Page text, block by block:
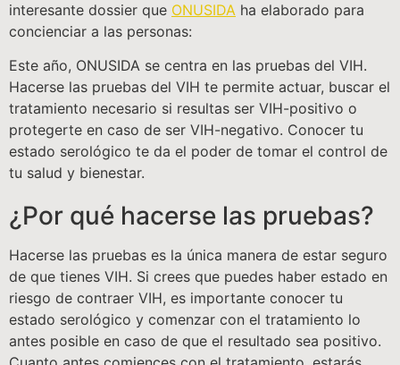
interesante dossier que ONUSIDA ha elaborado para
concienciar a las personas:
Este año, ONUSIDA se centra en las pruebas del VIH.
Hacerse las pruebas del VIH te permite actuar, buscar el
tratamiento necesario si resultas ser VIH-positivo o
protegerte en caso de ser VIH-negativo. Conocer tu
estado serológico te da el poder de tomar el control de
tu salud y bienestar.
¿Por qué hacerse las pruebas?
Hacerse las pruebas es la única manera de estar seguro
de que tienes VIH. Si crees que puedes haber estado en
riesgo de contraer VIH, es importante conocer tu
estado serológico y comenzar con el tratamiento lo
antes posible en caso de que el resultado sea positivo.